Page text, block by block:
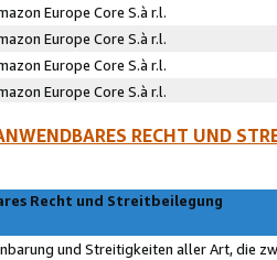
Europe Core S.à r.l.
Europe Core S.à r.l.
Europe Core S.à r.l.
Europe Core S.à r.l.
RECHT UND
Recht und Streitbeilegung
und Streitigkeiten aller Art, die